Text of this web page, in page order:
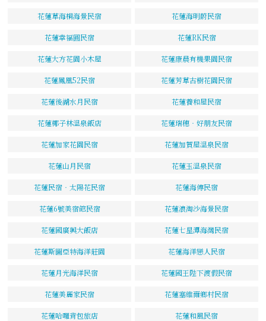
花蓮草海桐海景民宿 花蓮海明蔚民宿
花蓮幸福圓民宿 花蓮RK民宿
花蓮大方花園小木屋 花蓮康晨有機果園民宿
花蓮鳳凰52民宿 花蓮芳草古樹花園民宿
花蓮後湖水月民宿 花蓮養和屋民宿
花蓮椰子林溫泉飯店 花蓮瑞穗‧好朋友民宿
花蓮加家花園民宿 花蓮加賀屋溫泉民宿
花蓮山月民宿 花蓮玉溫泉民宿
花蓮民宿‧太陽花民宿 花蓮海傳民宿
花蓮6號美宿館民宿 花蓮浪淘沙海景民宿
花蓮國廣興大飯店 花蓮七星潭海灣民宿
花蓮斯圖亞特海洋莊園 花蓮海洋戀人民宿
花蓮月光海洋民宿 花蓮國王陛下渡假民宿
花蓮美麗家民宿 花蓮塞維爾鄉村民宿
花蓮哈囉背包旅店 花蓮和風民宿